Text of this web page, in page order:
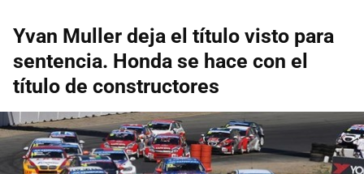
Yvan Muller deja el título visto para
sentencia. Honda se hace con el
título de constructores